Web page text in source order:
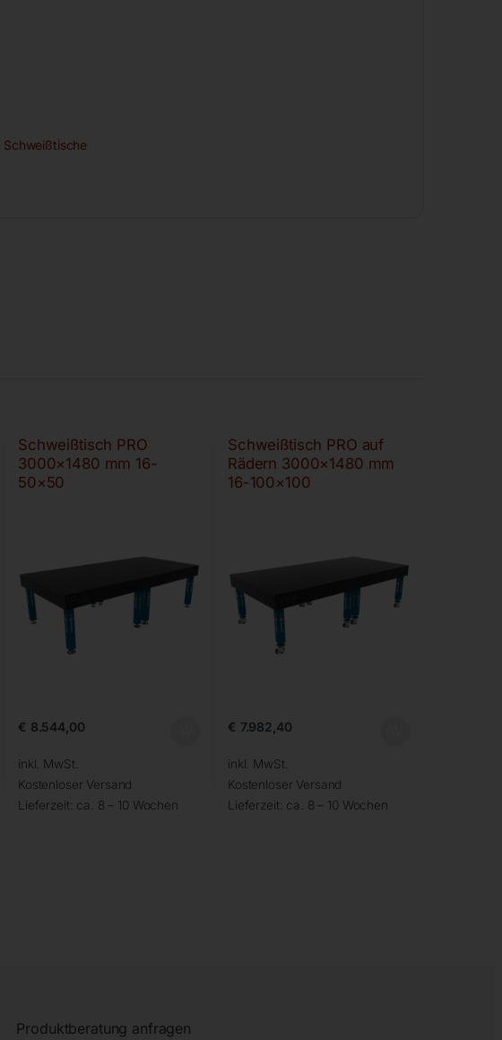
Schweißtische
Schweißtisch PRO
3000×1480 mm 16-
50×50
€ 8.544,00
inkl. MwSt.
Kostenloser Versand
Lieferzeit: ca. 8 – 10 Wochen
Schweißtisch PRO auf
Rädern 3000×1480 mm
16-100×100
€ 7.982,40
inkl. MwSt.
Kostenloser Versand
Lieferzeit: ca. 8 – 10 Wochen
Produktberatung anfragen